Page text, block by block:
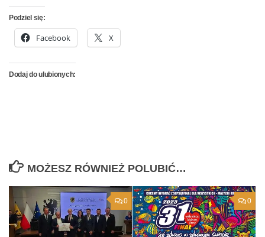
Podziel się:
Facebook X
Dodaj do ulubionych:
MOŻESZ RÓWNIEŻ POLUBIĆ…
0 0